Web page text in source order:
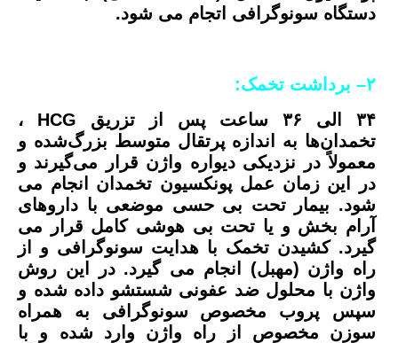
دستگاه سونوگرافی اتجام می شود.
۲– برداشت تخمک:
۳۴ الی ۳۶ ساعت پس از تزریق HCG ،
تخمدان‌ها به اندازه پرتقال متوسط بزرگ‌شده و
معمولاً در نزدیکی دیواره واژن قرار می‌گیرند و
در این زمان عمل پونکسیون تخمدان انجام می
شود. بیمار تحت بی حسی موضعی با داروهای
آرام بخش و یا تحت بی هوشی کامل قرار می
گیرد. کشیدن تخمک با هدایت سونوگرافی و از
راه واژن (مهبل) انجام می گیرد. در این روش
واژن با محلول ضد عفونی شستشو داده شده و
سپس پروب مخصوص سونوگرافی به همراه
سوزن مخصوص از راه واژن وارد شده و با